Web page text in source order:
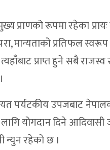
रूपमा रहेका
मान्यताको प्रतिफल
प्राप्त हुने सबै
पर्यटकीय उपजबाट
योगदान दिने
न्युन रहेको छ ।